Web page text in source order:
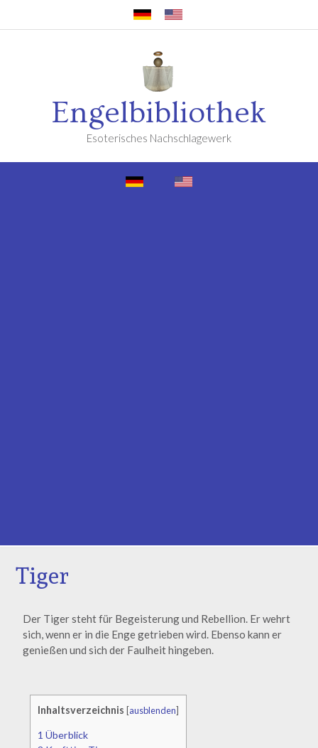
Engelbibliothek
Esoterisches Nachschlagewerk
Tiger
Der Tiger steht für Begeisterung und Rebellion. Er wehrt
sich, wenn er in die Enge getrieben wird. Ebenso kann er
genießen und sich der Faulheit hingeben.
Inhaltsverzeichnis [ausblenden]
1 Überblick